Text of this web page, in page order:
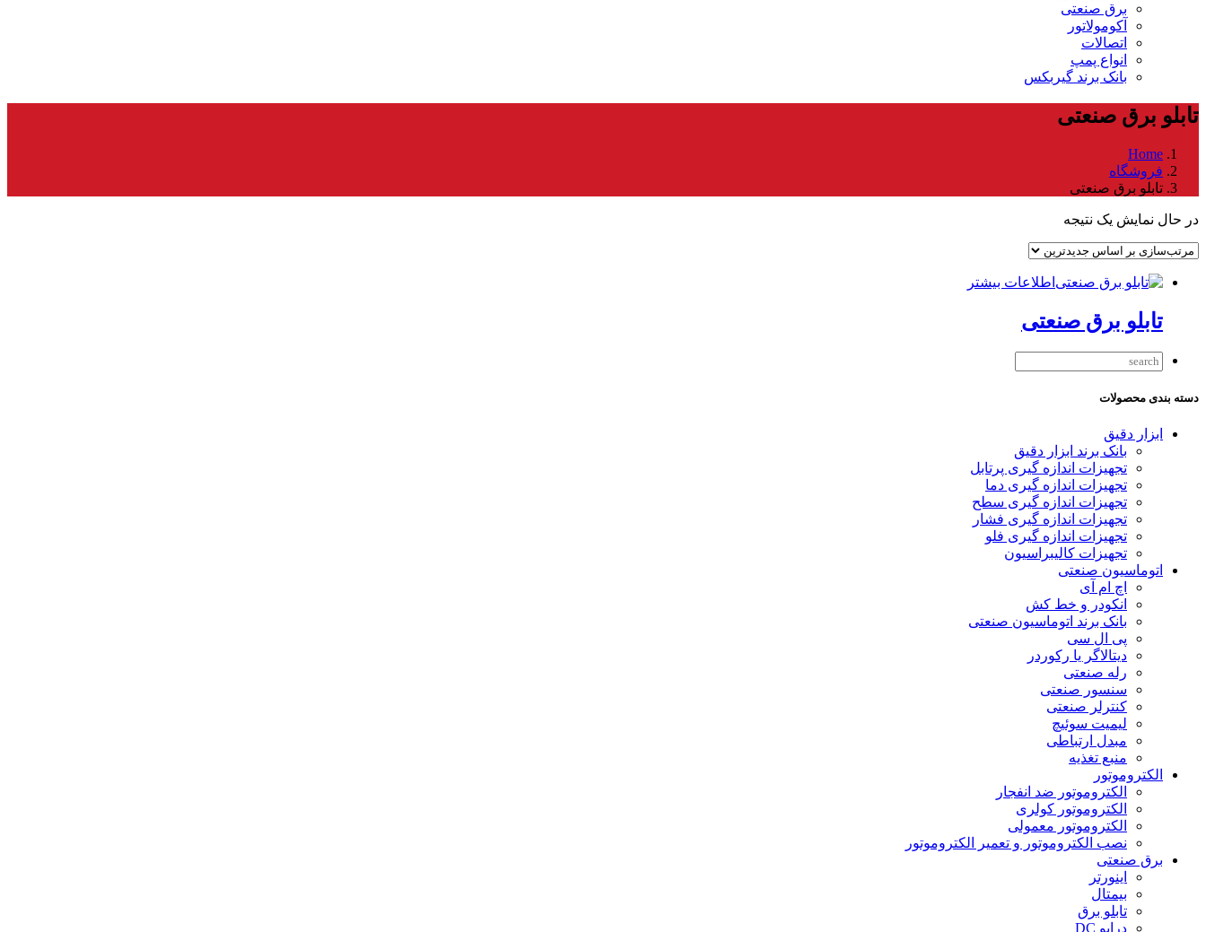
برق صنعتی
آکومولاتور
اتصالات
انواع پمپ
بانک برند گیربکس
تابلو برق صنعتی
Home
فروشگاه
تابلو برق صنعتی
در حال نمایش یک نتیجه
اطلاعات بیشتر
تابلو برق صنعتی
دسته بندی محصولات
ابزار دقیق
بانک برند ابزار دقیق
تجهیزات اندازه گیری پرتابل
تجهیزات اندازه گیری دما
تجهیزات اندازه گیری سطح
تجهیزات اندازه گیری فشار
تجهیزات اندازه گیری فلو
تجهیزات کالیبراسیون
اتوماسیون صنعتی
اچ ام آی
انکودر و خط کش
بانک برند اتوماسیون صنعتی
پی ال سی
دیتالاگر یا رکوردر
رله صنعتی
سنسور صنعتی
کنترلر صنعتی
لیمیت سوئیچ
مبدل ارتباطی
منبع تغذیه
الکتروموتور
الکتروموتور ضد انفجار
الکتروموتور کولری
الکتروموتور معمولی
نصب الکتروموتور و تعمیر الکتروموتور
برق صنعتی
اینورتر
بیمتال
تابلو برق
درایو DC